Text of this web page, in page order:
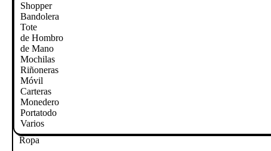
Shopper
Bandolera
Tote
de Hombro
de Mano
Mochilas
Riñoneras
Móvil
Carteras
Monedero
Portatodo
Varios
Ropa